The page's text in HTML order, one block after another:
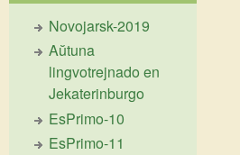
Novojarsk-2019
Aŭtuna
lingvotrejnado en
Jekaterinburgo
EsPrimo-10
EsPrimo-11